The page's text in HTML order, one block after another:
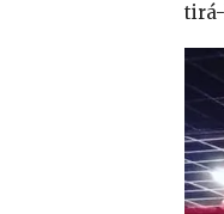
tirá-